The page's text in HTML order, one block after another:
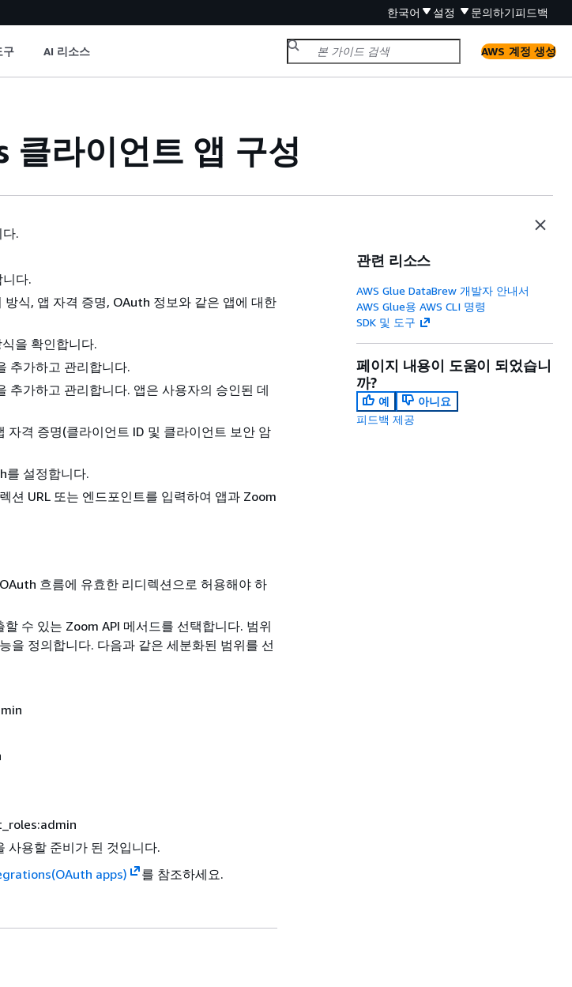
한국어 설정 문의하기피드백
구 AI 리소스 AWS 계정 생성
라이언트 앱 구성
.
다.
식, 앱 자격 증명, OAuth 정보와 같은 앱에 대한
을 확인합니다.
추가하고 관리합니다.
추가하고 관리합니다. 앱은 사용자의 승인된 데
자격 증명(클라이언트 ID 및 클라이언트 보안 암
를 설정합니다.
션 URL 또는 엔드포인트를 입력하여 앱과 Zoom
흐름에 유효한 리디렉션으로 허용해야 하
수 있는 Zoom API 메서드를 선택합니다. 범위
을 정의합니다. 다음과 같은 세분화된 범위를 선
사용할 준비가 된 것입니다.
apps) 를 참조하세요.
관련 리소스
AWS Glue DataBrew 개발자 안내서
AWS Glue용 AWS CLI 명령
SDK 및 도구
페이지 내용이 도움이 되었습니
까?
예
아니요
피드백 제공